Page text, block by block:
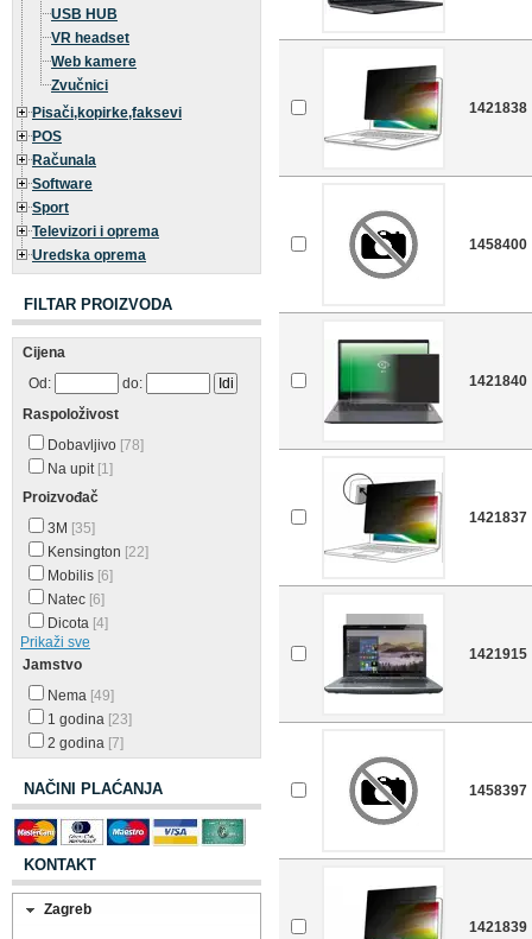
USB HUB
VR headset
Web kamere
Zvučnici
Pisači,kopirke,faksevi
POS
Računala
Software
Sport
Televizori i oprema
Uredska oprema
FILTAR PROIZVODA
Cijena
Od:
do:
Raspoloživost
Dobavljivo [78]
Na upit [1]
Proizvođač
3M [35]
Kensington [22]
Mobilis [6]
Natec [6]
Dicota [4]
Prikaži sve
Jamstvo
Nema [49]
1 godina [23]
2 godina [7]
NAČINI PLAĆANJA
KONTAKT
Zagreb
1421838
1458400
1421840
1421837
1421915
1458397
1421839